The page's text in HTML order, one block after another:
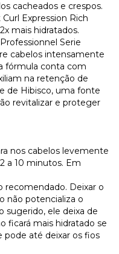
cacheados e crespos.
Expression Rich
mais hidratados.
Serie
cabelos intensamente
fórmula conta com
na retenção de
de Hibisco, uma fonte
revitalizar e proteger
nos cabelos levemente
a 10 minutos. Em
Deixar o
não potencializa o
sugerido, ele deixa de
ficará mais hidratado se
até deixar os fios